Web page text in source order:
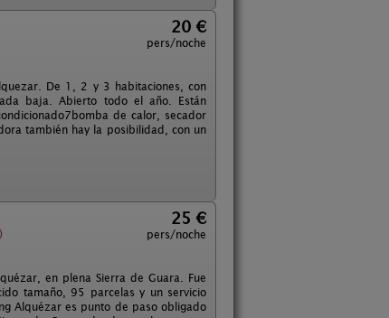
20 €
pers/noche
De 1, 2 y 3 habitaciones, con
baja. Abierto todo el año. Están
de calor, secador
también hay la posibilidad, con un
25 €
pers/noche
en plena Sierra de Guara. Fue
tamaño, 95 parcelas y un servicio
Alquézar es punto de paso obligado